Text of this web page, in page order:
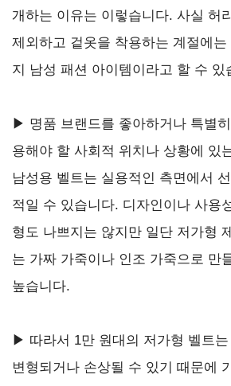
개하는 이유는 이렇습니다. 사실 허
제외하고 겉옷을 착용하는 계절에는
지 남성 패션 아이템이라고 할 수 있
▶ 명품 브랜드를 좋아하거나 특별
용해야 할 사회적 위치나 상황에 있
남성용 벨트는 실용적인 측면에서
적일 수 있습니다. 디자인이나 사용
형도 나쁘지는 않지만 일단 저가형
는 가짜 가죽이나 인조 가죽으로 만
높습니다.
▶ 따라서 1만 원대의 저가형 벨트는
변형되거나 손상될 수 있기 때문에